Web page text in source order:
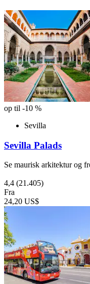
op til -10 %
Sevilla
Sevilla Palads
Se maurisk arkitektur og
4,4 (21.405)
Fra
24,20 US$